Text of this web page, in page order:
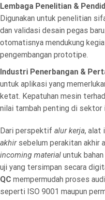
Lembaga Penelitian &
Digunakan untuk penelitian
dan validasi desain pegas
otomatisnya mendukung
pengembangan prototipe.
Industri Penerbangan &
untuk aplikasi yang
ketat. Kepatuhan mesin
nilai tambah penting di sektor
Dari perspektif alur kerja, alat
akhirsebelum perakitan akhir
incoming material untuk
uji yang tersimpan secara
QC mempermudah proses
seperti ISO 9001 maupun